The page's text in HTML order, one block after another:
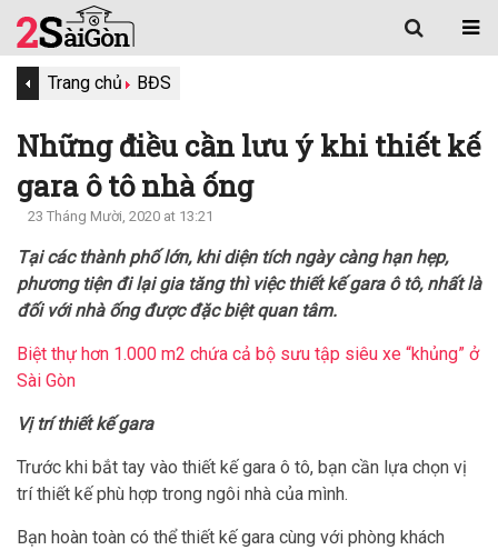
Trang chủ BĐS
Những điều cần lưu ý khi thiết kế
gara ô tô nhà ống
23 Tháng Mười, 2020 at 13:21
Tại các thành phố lớn, khi diện tích ngày càng hạn hẹp,
phương tiện đi lại gia tăng thì việc thiết kế gara ô tô, nhất là
đối với nhà ống được đặc biệt quan tâm.
Biệt thự hơn 1.000 m2 chứa cả bộ sưu tập siêu xe “khủng” ở
Sài Gòn
Vị trí thiết kế gara
Trước khi bắt tay vào thiết kế gara ô tô, bạn cần lựa chọn vị
trí thiết kế phù hợp trong ngôi nhà của mình.
Bạn hoàn toàn có thể thiết kế gara cùng với phòng khách